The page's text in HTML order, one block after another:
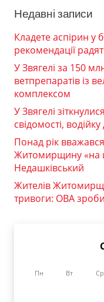
Недавні записи
Кладете аспірин у
рекомендації
У Звягелі за 150
ветпрепаратів із
комплексом
У Звягелі
свідомості,
Понад рік
Житомирщину «на
Недашківський
Жителів
тривоги: ОВА
Пн Вт Ср